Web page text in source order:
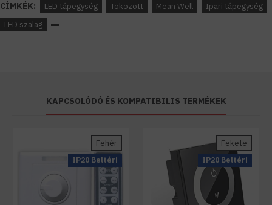
CÍMKÉK: LED tápegység Tokozott Mean Well
Ipari tápegység
LED szalag
KAPCSOLÓDÓ ÉS KOMPATIBILIS TERMÉKEK
IP20 Beltéri
Fehér
IP20 Beltéri
Fekete